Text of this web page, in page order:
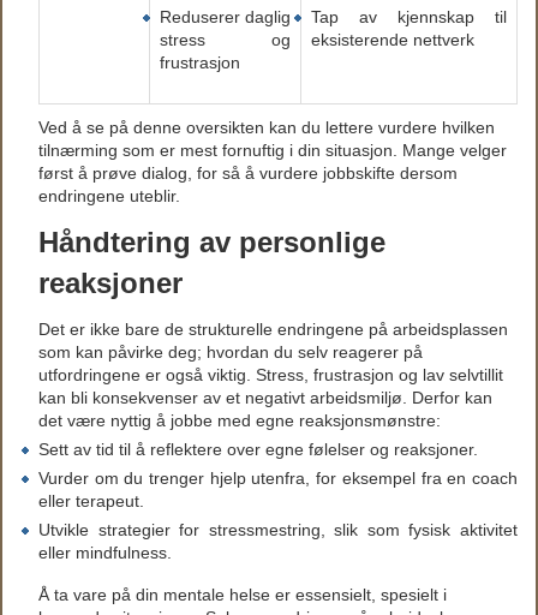
Reduserer daglig
stress og
frustrasjon
Tap av kjennskap til
eksisterende nettverk
Ved å se på denne oversikten kan du lettere vurdere hvilken
tilnærming som er mest fornuftig i din situasjon. Mange velger
først å prøve dialog, for så å vurdere jobbskifte dersom
endringene uteblir.
Håndtering av personlige
reaksjoner
Det er ikke bare de strukturelle endringene på arbeidsplassen
som kan påvirke deg; hvordan du selv reagerer på
utfordringene er også viktig. Stress, frustrasjon og lav selvtillit
kan bli konsekvenser av et negativt arbeidsmiljø. Derfor kan
det være nyttig å jobbe med egne reaksjonsmønstre:
Sett av tid til å reflektere over egne følelser og reaksjoner.
Vurder om du trenger hjelp utenfra, for eksempel fra en coach
eller terapeut.
Utvikle strategier for stressmestring, slik som fysisk aktivitet
eller mindfulness.
Å ta vare på din mentale helse er essensielt, spesielt i